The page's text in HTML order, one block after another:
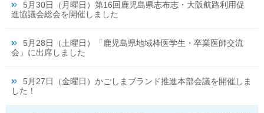
5月30日（月曜日）第16回鹿児島県志布志・大阪航路利用促
進協議会総会を開催しました
5月28日（土曜日）「鹿児島県地域枠医学生・卒業医師交流
会」に出席しました
5月27日（金曜日）かごしまブランド推進本部会議を開催しま
した！